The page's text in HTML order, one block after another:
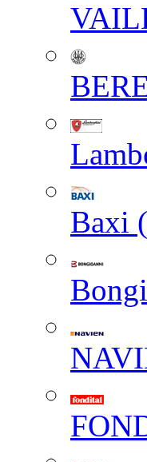
Baxi